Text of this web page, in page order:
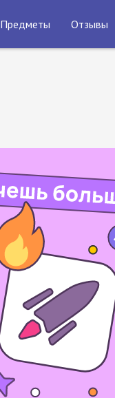
Предметы Отзывы